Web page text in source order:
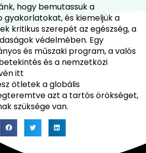
hogy bemutassuk a
gyakorlatokat, és kiemeljük a
kritikus szerepét az egészség, a
védelmében. Egy
és műszaki program, a valós
és a nemzetközi
itt
ötletek a globális
azt a tartós örökséget,
szüksége van.